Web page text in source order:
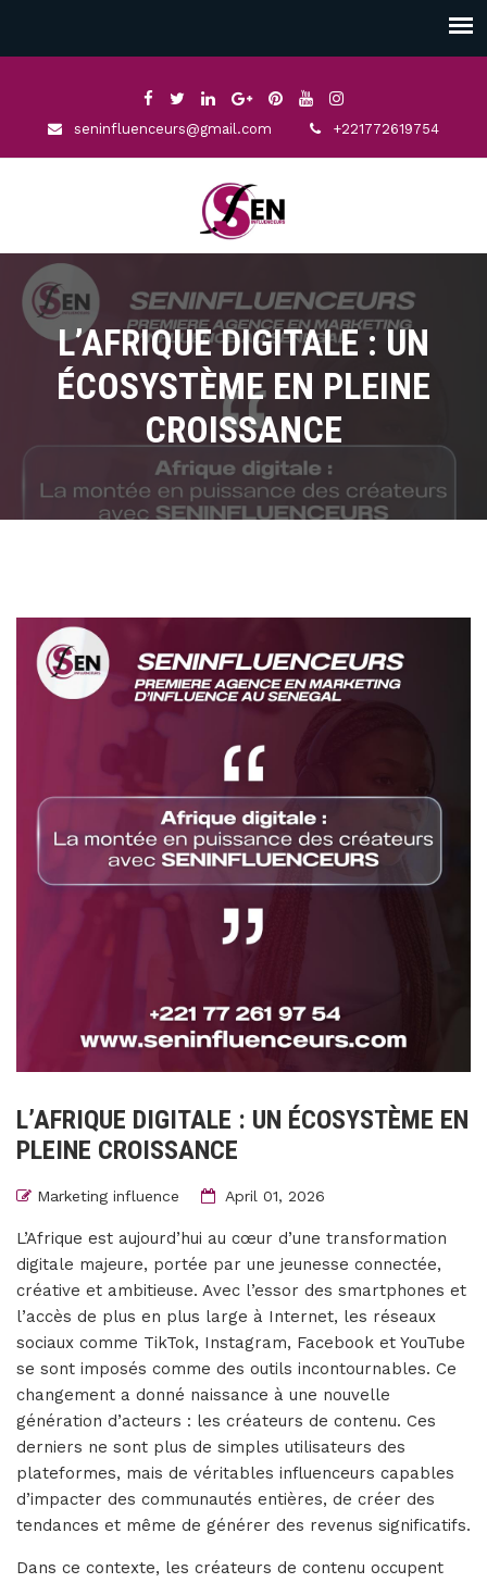
seninfluenceurs@gmail.com +221772619754
L’AFRIQUE DIGITALE : UN
ÉCOSYSTÈME EN PLEINE
CROISSANCE
L’AFRIQUE DIGITALE : UN ÉCOSYSTÈME EN
PLEINE CROISSANCE
Marketing influence April 01, 2026
L’Afrique est aujourd’hui au cœur d’une transformation
digitale majeure, portée par une jeunesse connectée,
créative et ambitieuse. Avec l’essor des smartphones et
l’accès de plus en plus large à Internet, les réseaux
sociaux comme TikTok, Instagram, Facebook et YouTube
se sont imposés comme des outils incontournables. Ce
changement a donné naissance à une nouvelle
génération d’acteurs : les créateurs de contenu. Ces
derniers ne sont plus de simples utilisateurs des
plateformes, mais de véritables influenceurs capables
d’impacter des communautés entières, de créer des
tendances et même de générer des revenus significatifs.
Dans ce contexte, les créateurs de contenu occupent